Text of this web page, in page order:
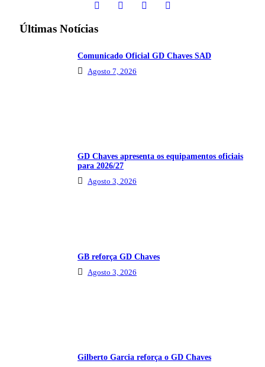
Últimas Notícias
Comunicado Oficial GD Chaves SAD
Agosto 7, 2026
GD Chaves apresenta os equipamentos oficiais
para 2026/27
Agosto 3, 2026
GB reforça GD Chaves
Agosto 3, 2026
Gilberto Garcia reforça o GD Chaves